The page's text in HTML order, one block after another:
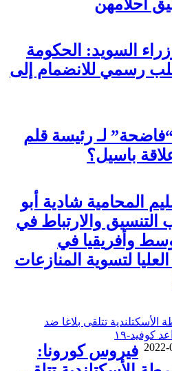
أحلامهن
السويد: الحكومة
رسمي للانضمام إلى
لـ رئيسة قلم
باسيل؟
المحامية شادية أبو
والارتباط في
وأفريقيا في
لتسوية المنازعات
2022- فيروس كورونا: